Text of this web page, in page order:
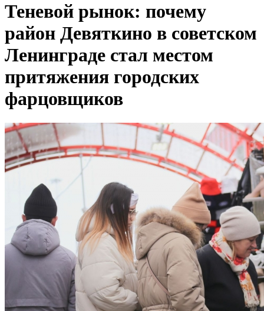
Теневой рынок: почему
район Девяткино в советском
Ленинграде стал местом
притяжения городских
фарцовщиков